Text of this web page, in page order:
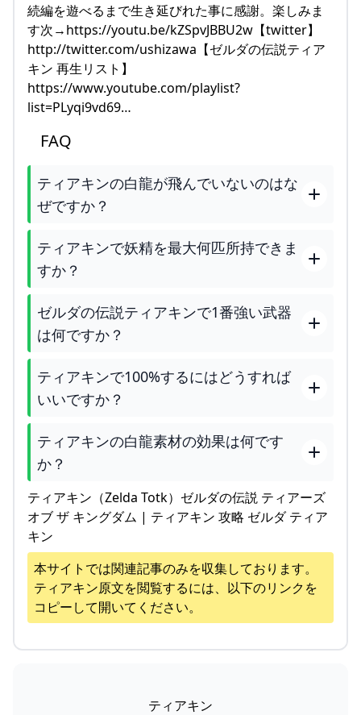
続編を遊べるまで生き延びれた事に感謝。楽しみま
す次→https://youtu.be/kZSpvJBBU2w【twitter】
http://twitter.com/ushizawa【ゼルダの伝説ティア
キン 再生リスト】
https://www.youtube.com/playlist?
list=PLyqi9vd69…
FAQ
ティアキンの白龍が飛んでいないのはな
ぜですか？
ティアキンで妖精を最大何匹所持できま
すか？
ゼルダの伝説ティアキンで1番強い武器
は何ですか？
ティアキンで100%するにはどうすれば
いいですか？
ティアキンの白龍素材の効果は何です
か？
ティアキン（Zelda Totk）ゼルダの伝説 ティアーズ
オブ ザ キングダム | ティアキン 攻略 ゼルダ ティア
キン
本サイトでは関連記事のみを収集しております。
ティアキン原文を閲覧するには、以下のリンクを
コピーして開いてください。
ティアキン